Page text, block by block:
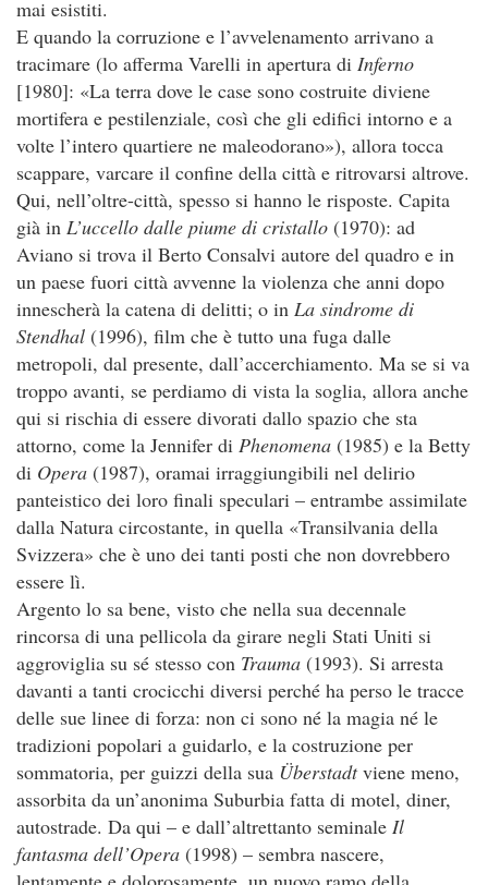
mai esistiti.
E quando la corruzione e l’avvelenamento arrivano a
tracimare (lo afferma Varelli in apertura di Inferno
[1980]: «La terra dove le case sono costruite diviene
mortifera e pestilenziale, così che gli edifici intorno e a
volte l’intero quartiere ne maleodorano»), allora tocca
scappare, varcare il confine della città e ritrovarsi altrove.
Qui, nell’oltre-città, spesso si hanno le risposte. Capita
già in L’uccello dalle piume di cristallo (1970): ad
Aviano si trova il Berto Consalvi autore del quadro e in
un paese fuori città avvenne la violenza che anni dopo
innescherà la catena di delitti; o in La sindrome di
Stendhal (1996), film che è tutto una fuga dalle
metropoli, dal presente, dall’accerchiamento. Ma se si va
troppo avanti, se perdiamo di vista la soglia, allora anche
qui si rischia di essere divorati dallo spazio che sta
attorno, come la Jennifer di Phenomena (1985) e la Betty
di Opera (1987), oramai irraggiungibili nel delirio
panteistico dei loro finali speculari – entrambe assimilate
dalla Natura circostante, in quella «Transilvania della
Svizzera» che è uno dei tanti posti che non dovrebbero
essere lì.
Argento lo sa bene, visto che nella sua decennale
rincorsa di una pellicola da girare negli Stati Uniti si
aggroviglia su sé stesso con Trauma (1993). Si arresta
davanti a tanti crocicchi diversi perché ha perso le tracce
delle sue linee di forza: non ci sono né la magia né le
tradizioni popolari a guidarlo, e la costruzione per
sommatoria, per guizzi della sua Überstadtviene meno,
assorbita da un’anonima Suburbia fatta di motel, diner,
autostrade. Da qui – e dall’altrettanto seminale Il
fantasma dell’Opera (1998) – sembra nascere,